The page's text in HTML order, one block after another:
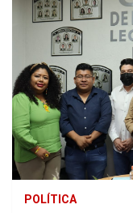
POLÍTICA